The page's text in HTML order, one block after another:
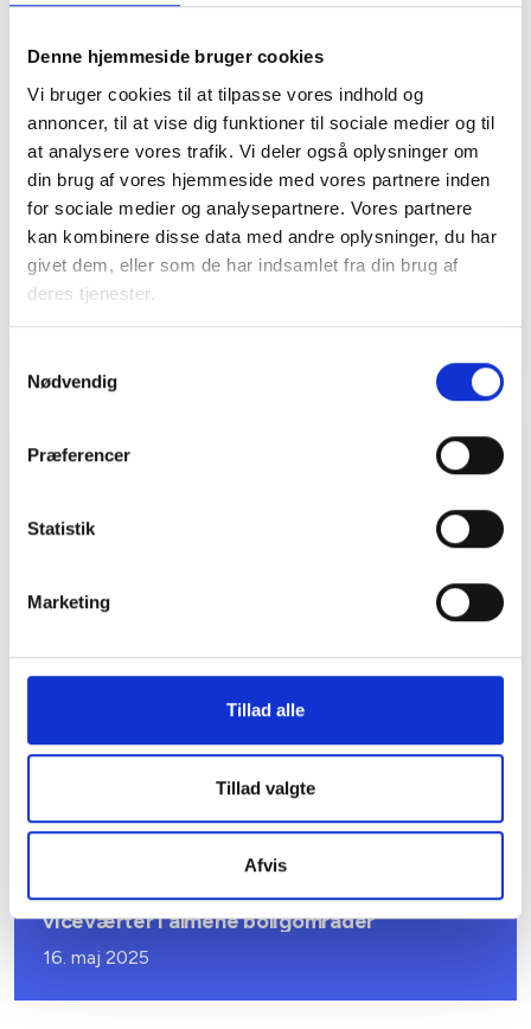
Denne hjemmeside bruger cookies
Vi bruger cookies til at tilpasse vores indhold og
annoncer, til at vise dig funktioner til sociale medier og til
at analysere vores trafik. Vi deler også oplysninger om
din brug af vores hjemmeside med vores partnere inden
for sociale medier og analysepartnere. Vores partnere
kan kombinere disse data med andre oplysninger, du har
givet dem, eller som de har indsamlet fra din brug af
deres tjenester.
Nødvendig
Præferencer
Statistik
Marketing
Tillad alle
Tillad valgte
Afvis
Kontakt
Bent Madsen
Adm. direktør
Tlf: 28 88 18 77
Mail: bma@bl.dk
Viden
konsekvenser
Udbyttefrikort til almene boligforeninger
To puljer med fælles formål: Sociale
viceværter i almene boligområder
16. maj 2025